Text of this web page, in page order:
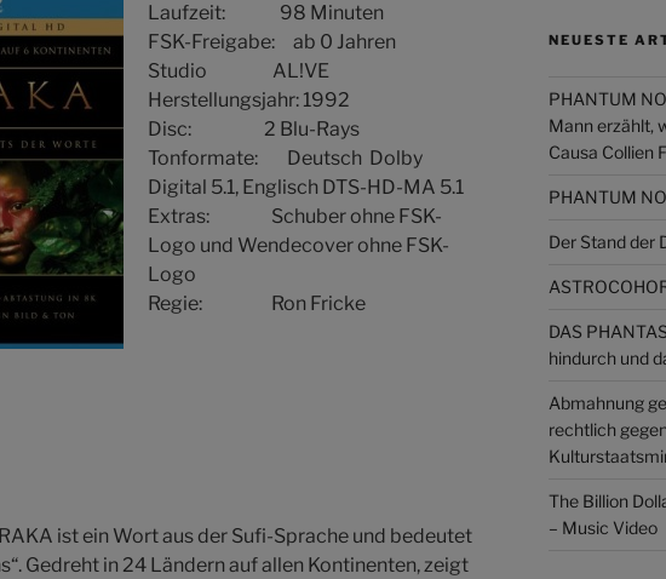
Laufzeit: 98 Minuten
FSK-Freigabe: ab 0 Jahren
Studio AL!VE
Herstellungsjahr: 1992
Disc: 2 Blu-Rays
Tonformate: Deutsch Dolby
Digital 5.1, Englisch DTS-HD-MA 5.1
Extras: Schuber ohne FSK-
Logo und Wendecover ohne FSK-
Logo
Regie: Ron Fricke
ist ein Wort aus der Sufi-Sprache und bedeutet
Gedreht in 24 Ländern auf allen Kontinenten, zeigt
NEUESTE
PHANTUM
Mann erzählt,
Causa Collien
PHANTUM
Der Stand der
DAS
hindurch und
Abmahnung
rechtlich
The Billion
– Music Video